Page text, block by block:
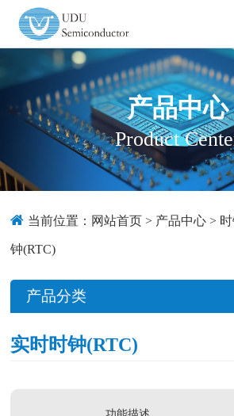
产品中心
Product
当前位置： 网站首页 > 产品中心 >
钟(RTC)
产品分类
实时时钟(RTC)